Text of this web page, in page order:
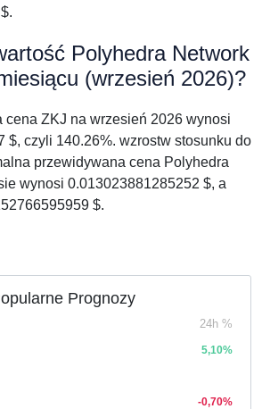
Polyhedra Network
(wrzesień 2026)?
cena ZKJ na wrzesień 2026 wynosi
$, czyli 140.26%. wzrostw stosunku do
przewidywana cena Polyhedra
wynosi 0.013023881285252 $, a
$.
Prognozy
24h %
5,10%
-0,70%